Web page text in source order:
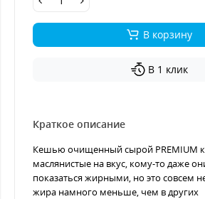
В корзину
В 1 клик
Краткое описание
Кешью очищенный сырой PREMIUM
маслянистые на вкус, кому-то даже
показаться жирными, но это совсем
жира намного меньше, чем в других